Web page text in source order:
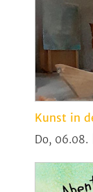
Kunst in
Do, 06.08.